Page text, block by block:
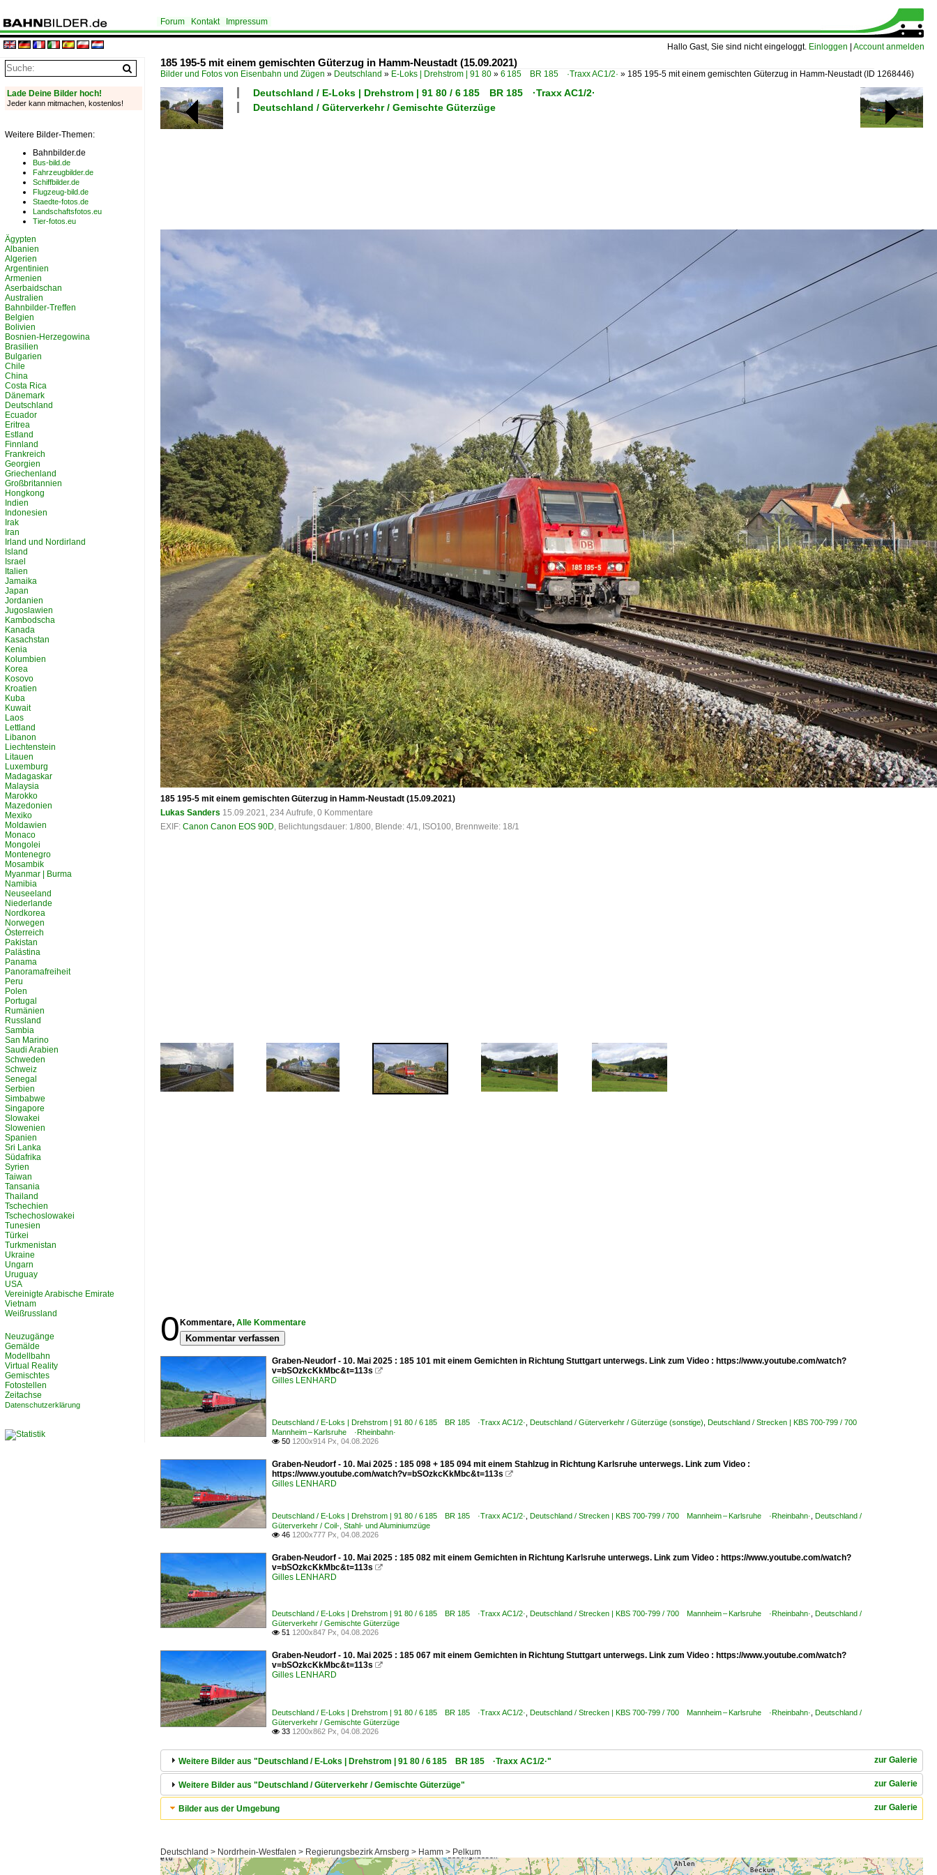
Hallo Gast, Sie sind nicht eingeloggt. Einloggen Account anmelden
Forum Kontakt Impressum
185 195-5 mit einem gemischten Güterzug in Hamm-Neustadt (15.09.2021)
Bilder und Fotos von Eisenbahn und Zügen » Deutschland » E-Loks | Drehstrom | 91 80 » 6 185 BR 185 ·Traxx AC1/2· » 185 195-5 mit einem gemischten Güterzug in Hamm-Neustadt(ID 1268446)
Deutschland / E-Loks | Drehstrom | 91 80 / 6 185 BR 185 ·Traxx AC1/2·
Deutschland / Güterverkehr / Gemischte Güterzüge
185 195-5 mit einem gemischten Güterzug in Hamm-Neustadt (15.09.2021)
Lukas Sanders 15.09.2021, 234 Aufrufe, 0 Kommentare
EXIF: Canon Canon EOS 90D, Belichtungsdauer: 1/800, Blende: 4/1, ISO100, Brennweite: 18/1
0 Kommentare, Alle Kommentare
Kommentar verfassen
Graben-Neudorf - 10. Mai 2025 : 185 101 mit einem Gemichten in Richtung Stuttgart unterwegs. Link zum Video : https://www.youtube.com/watch?
v=bSOzkcKkMbc&t=113s 
Gilles LENHARD
Deutschland / E-Loks | Drehstrom | 91 80 / 6 185 BR 185 ·Traxx AC1/2· Deutschland / Güterverkehr / Güterzüge (sonstige) Deutschland / Strecken | KBS 700-799 / 700
Mannheim – Karlsruhe ·Rheinbahn·
 50 1200x914 Px, 04.08.2026
Graben-Neudorf - 10. Mai 2025 : 185 098 + 185 094 mit einem Stahlzug in Richtung Karlsruhe unterwegs. Link zum Video :
https://www.youtube.com/watch?v=bSOzkcKkMbc&t=113s 
Gilles LENHARD
Deutschland / E-Loks | Drehstrom | 91 80 / 6 185 BR 185 ·Traxx AC1/2· Deutschland / Strecken | KBS 700-799 / 700 Mannheim – Karlsruhe ·Rheinbahn· Deutschland /
Güterverkehr / Coil-, Stahl- und Aluminiumzüge
 46 1200x777 Px, 04.08.2026
Graben-Neudorf - 10. Mai 2025 : 185 082 mit einem Gemichten in Richtung Karlsruhe unterwegs. Link zum Video : https://www.youtube.com/watch?
v=bSOzkcKkMbc&t=113s 
Gilles LENHARD
Deutschland / E-Loks | Drehstrom | 91 80 / 6 185 BR 185 ·Traxx AC1/2· Deutschland / Strecken | KBS 700-799 / 700 Mannheim – Karlsruhe ·Rheinbahn· Deutschland /
Güterverkehr / Gemischte Güterzüge
 51 1200x847 Px, 04.08.2026
Graben-Neudorf - 10. Mai 2025 : 185 067 mit einem Gemichten in Richtung Stuttgart unterwegs. Link zum Video : https://www.youtube.com/watch?
v=bSOzkcKkMbc&t=113s 
Gilles LENHARD
Deutschland / E-Loks | Drehstrom | 91 80 / 6 185 BR 185 ·Traxx AC1/2· Deutschland / Strecken | KBS 700-799 / 700 Mannheim – Karlsruhe ·Rheinbahn· Deutschland /
Güterverkehr / Gemischte Güterzüge
 33 1200x862 Px, 04.08.2026
zur Galerie
Weitere Bilder aus "Deutschland / E-Loks | Drehstrom | 91 80 / 6 185 BR 185 ·Traxx AC1/2·"
zur Galerie
Weitere Bilder aus "Deutschland / Güterverkehr / Gemischte Güterzüge"
zur Galerie
Bilder aus der Umgebung
Deutschland > Nordrhein-Westfalen > Regierungsbezirk Arnsberg > Hamm > Pelkum
Lade Deine Bilder hoch!
Jeder kann mitmachen, kostenlos!
Weitere Bilder-Themen:
Bahnbilder.de
Bus-bild.de
Fahrzeugbilder.de
Schiffbilder.de
Flugzeug-bild.de
Staedte-fotos.de
Landschaftsfotos.eu
Tier-fotos.eu
Ägypten
Albanien
Algerien
Argentinien
Armenien
Aserbaidschan
Australien
Bahnbilder-Treffen
Belgien
Bolivien
Bosnien-Herzegowina
Brasilien
Bulgarien
Chile
China
Costa Rica
Dänemark
Deutschland
Ecuador
Eritrea
Estland
Finnland
Frankreich
Georgien
Griechenland
Großbritannien
Hongkong
Indien
Indonesien
Irak
Iran
Irland und Nordirland
Island
Israel
Italien
Jamaika
Japan
Jordanien
Jugoslawien
Kambodscha
Kanada
Kasachstan
Kenia
Kolumbien
Korea
Kosovo
Kroatien
Kuba
Kuwait
Laos
Lettland
Libanon
Liechtenstein
Litauen
Luxemburg
Madagaskar
Malaysia
Marokko
Mazedonien
Mexiko
Moldawien
Monaco
Mongolei
Montenegro
Mosambik
Myanmar | Burma
Namibia
Neuseeland
Niederlande
Nordkorea
Norwegen
Österreich
Pakistan
Palästina
Panama
Panoramafreiheit
Peru
Polen
Portugal
Rumänien
Russland
Sambia
San Marino
Saudi Arabien
Schweden
Schweiz
Senegal
Serbien
Simbabwe
Singapore
Slowakei
Slowenien
Spanien
Sri Lanka
Südafrika
Syrien
Taiwan
Tansania
Thailand
Tschechien
Tschechoslowakei
Tunesien
Türkei
Turkmenistan
Ukraine
Ungarn
Uruguay
USA
Vereinigte Arabische Emirate
Vietnam
Weißrussland
Neuzugänge
Gemälde
Modellbahn
Virtual Reality
Gemischtes
Fotostellen
Zeitachse
Datenschutzerklärung